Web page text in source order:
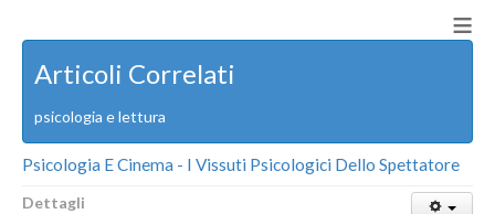
≡
Articoli Correlati
psicologia e lettura
Psicologia E Cinema - I Vissuti Psicologici Dello Spettatore
Dettagli